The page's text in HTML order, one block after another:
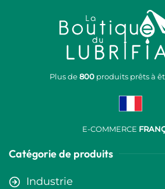
Plus de800produits prêts à
E-COMMERCE
Catégorie de produits
Industrie